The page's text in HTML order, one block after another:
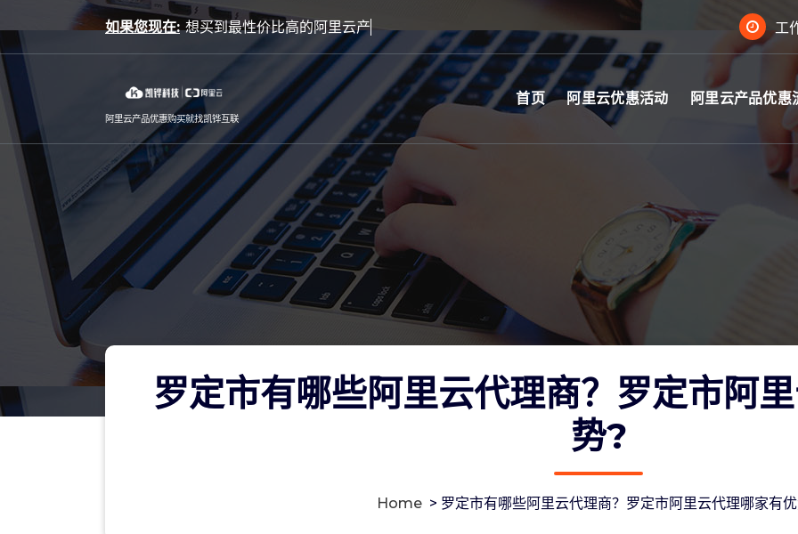
to
content
如果您现在: 工
阿里云产品优惠购买就找凯铧互联
首页 阿里云优惠活动 阿里云产品优惠
罗定市有哪些阿里云代理商？罗定市阿
势?
Home > 罗定市有哪些阿里云代理商？罗定市阿里云代理哪家有